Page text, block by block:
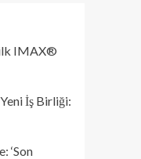
ilk IMAX®
İş Birliği:
‘Son